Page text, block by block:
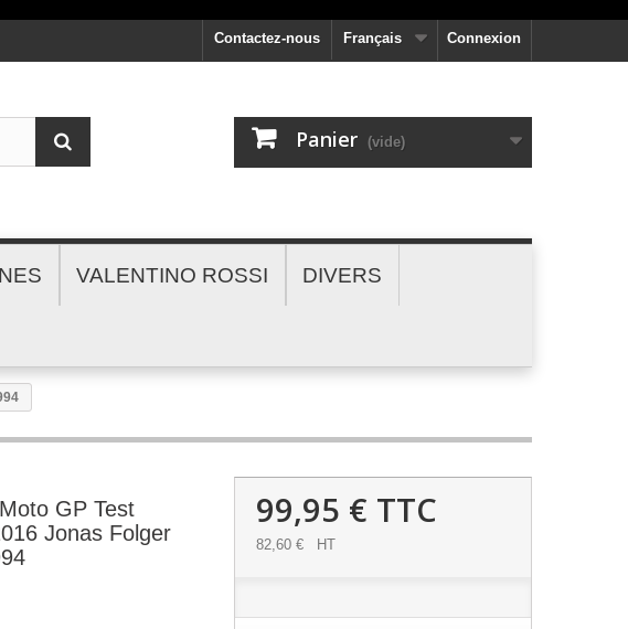
Connexion
Français
Contactez-nous
Panier (vide)
VALENTINO ROSSI DIVERS
GP Test
Jonas Folger
99,95 € TTC
82,60 € HT